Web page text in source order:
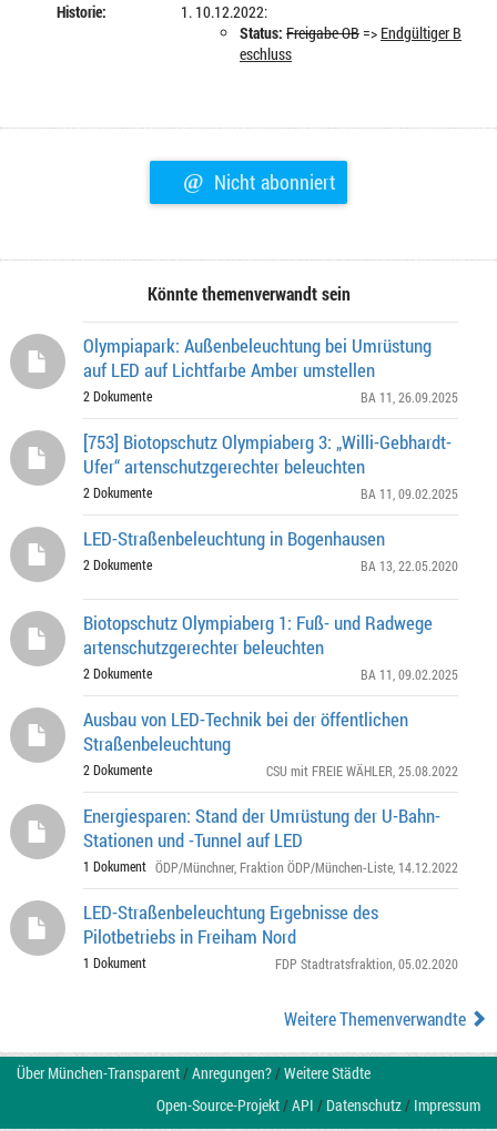
Historie:
10.12.2022:
Status: Freigabe OB=> Endgültiger B
eschluss
@ Nicht abonniert
Könnte themenverwandt sein
Olympiapark: Außenbeleuchtung bei Umrüstung
auf LED auf Lichtfarbe Amber umstellen
2 Dokumente BA 11 , 26.09.2025
[753] Biotopschutz Olympiaberg 3: „Willi-Gebhardt-
Ufer“ artenschutzgerechter beleuchten
2 Dokumente BA 11 , 09.02.2025
LED-Straßenbeleuchtung in Bogenhausen
2 Dokumente BA 13 , 22.05.2020
Biotopschutz Olympiaberg 1: Fuß- und Radwege
artenschutzgerechter beleuchten
2 Dokumente BA 11 , 09.02.2025
Ausbau von LED-Technik bei der öffentlichen
Straßenbeleuchtung
2 Dokumente CSU mit FREIE WÄHLER , 25.08.2022
Energiesparen: Stand der Umrüstung der U-Bahn-
Stationen und -Tunnel auf LED
1 Dokument ÖDP/Münchner, Fraktion ÖDP/München-Liste , 14.12.2022
LED-Straßenbeleuchtung Ergebnisse des
Pilotbetriebs in Freiham Nord
1 Dokument FDP Stadtratsfraktion , 05.02.2020
Weitere Themenverwandte
Über München-Transparent/Anregungen?/Weitere Städte
Open-Source-Projekt/API / Datenschutz/ Impressum